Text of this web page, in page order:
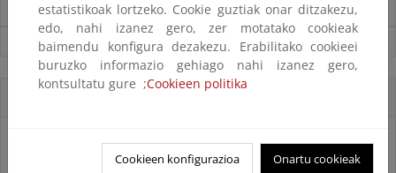
Noticias sobre Biodiversidad
Ver todas las noticias
estatistikoak lortzeko. Cookie guztiak onar ditzakezu,
edo, nahi izanez gero, zer motatako cookieak
baimendu konfigura dezakezu. Erabilitako cookieei
buruzko informazio gehiago nahi izanez gero,
kontsultatu gure ;Cookieen politika
Cookieen konfigurazioa Onartu cookieak